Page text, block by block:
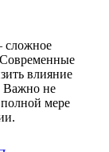
сложное
Современные
влияние
Важно не
мере